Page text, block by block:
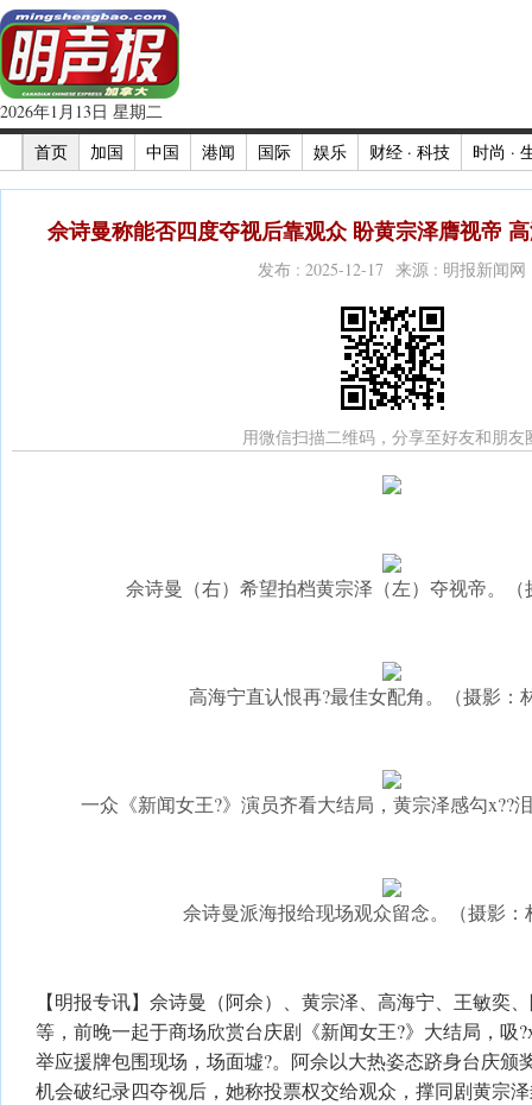
2026年1月13日 星期二
首页
加国 中国 港闻 国际 娱乐 财经 · 科技 时尚 ·
佘诗曼称能否四度夺视后靠观众 盼黄宗泽膺视帝
发布 : 2025-12-17 来源 : 明报新闻网
用微信扫描二维码，分享至好友和朋友
佘诗曼（右）希望拍档黄宗泽（左）夺视帝。（
高海宁直认恨再?最佳女配角。（摄影：
一众《新闻女王?》演员齐看大结局，黄宗泽感勾x??
佘诗曼派海报给现场观众留念。（摄影：
【明报专讯】佘诗曼（阿佘）、黄宗泽、高海宁、王敏奕
等，前晚一起于商场欣赏台庆剧《新闻女王?》大结局，吸
举应援牌包围现场，场面墟?。阿佘以大热姿态跻身台庆颁
机会破纪录四夺视后，她称投票权交给观众，撑同剧黄宗泽